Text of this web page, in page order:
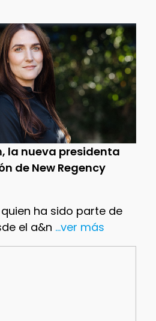
la nueva presidenta
de New Regency
ha sido parte de
el a&n ...ver más